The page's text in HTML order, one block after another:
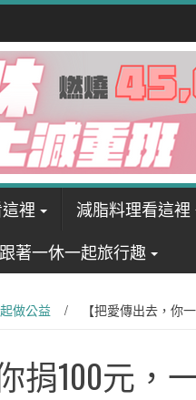
裡 減脂料理看這裡
跟著一休一起旅行趣
做公益 / 【把愛傳出去，你
捐100元，